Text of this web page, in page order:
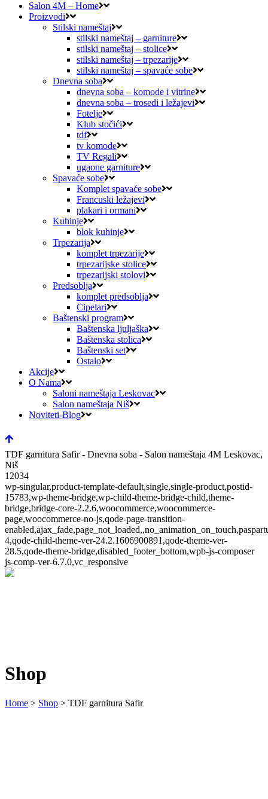
Salon 4M – Home
Proizvodi
Stilski nameštaj
stilski nameštaj – garniture
stilski nameštaj – stolice
stilski nameštaj – trpezarije
stilski nameštaj – spavaće sobe
Dnevna soba
dnevna soba – komode i vitrine
dnevna soba – trosedi i ležajevi
Fotelje
Klub stočići
tdf
tv komode
TV Regali
ugaone garniture
Spavaće sobe
Komplet spavaće sobe
Francuski ležajevi
plakari i ormani
Kuhinje
blok kuhinje
Trpezarija
komplet trpezarije
trpezarijske stolice
trpezarijski stolovi
Predsoblja
komplet predsoblja
Cipelari
Baštenski program
Baštenska ljuljaška
Baštenska stolica
Baštenski set
Ostalo
Akcije
O Nama
Saloni nameštaja Leskovac
Salon nameštaja Niš
Noviteti-Blog
TDF garnitura Safir - Dnevna soba - Salon nameštaja 4M Leskovac,
Niš
12034
wp-singular,product-template-default,single,single-product,postid-
15783,wp-theme-bridge,wp-child-theme-bridge-child,theme-
bridge,bridge-core-2.2.6,woocommerce,woocommerce-
page,woocommerce-no-js,qode-page-transition-
4,qode-child-theme-ver-24.2.1606900891,qode-theme-ver-
28.5,qode-theme-bridge,disabled_footer_bottom,wpb-js-composer
js-comp-ver-6.7.0,vc_responsive
Shop
Home > Shop > TDF garnitura Safir